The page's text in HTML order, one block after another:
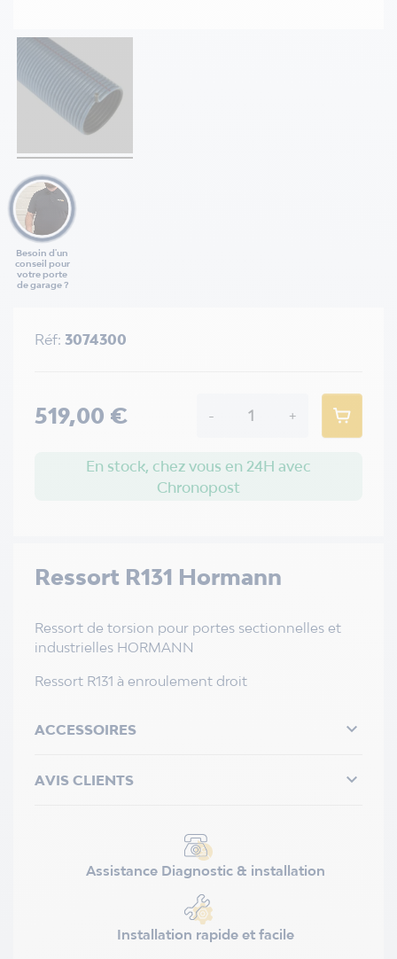
Besoin d'un
conseil pour
votre porte
de garage ?
Ressort R131 Hormann
Ressort de torsion pour portes sectionnelles et
industrielles HORMANN
Ressort R131 à enroulement droit
ACCESSOIRES 
AVIS CLIENTS 
Assistance Diagnostic & installation
Installation rapide et facile
Réf: 3074300
519,00 € - +
En stock, chez vous en 24H avec
Chronopost